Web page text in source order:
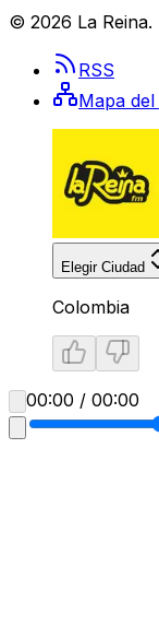
© 2026 La Reina.
RSS
Mapa del
Elegir Ciudad
Colombia
00:00 / 00:00